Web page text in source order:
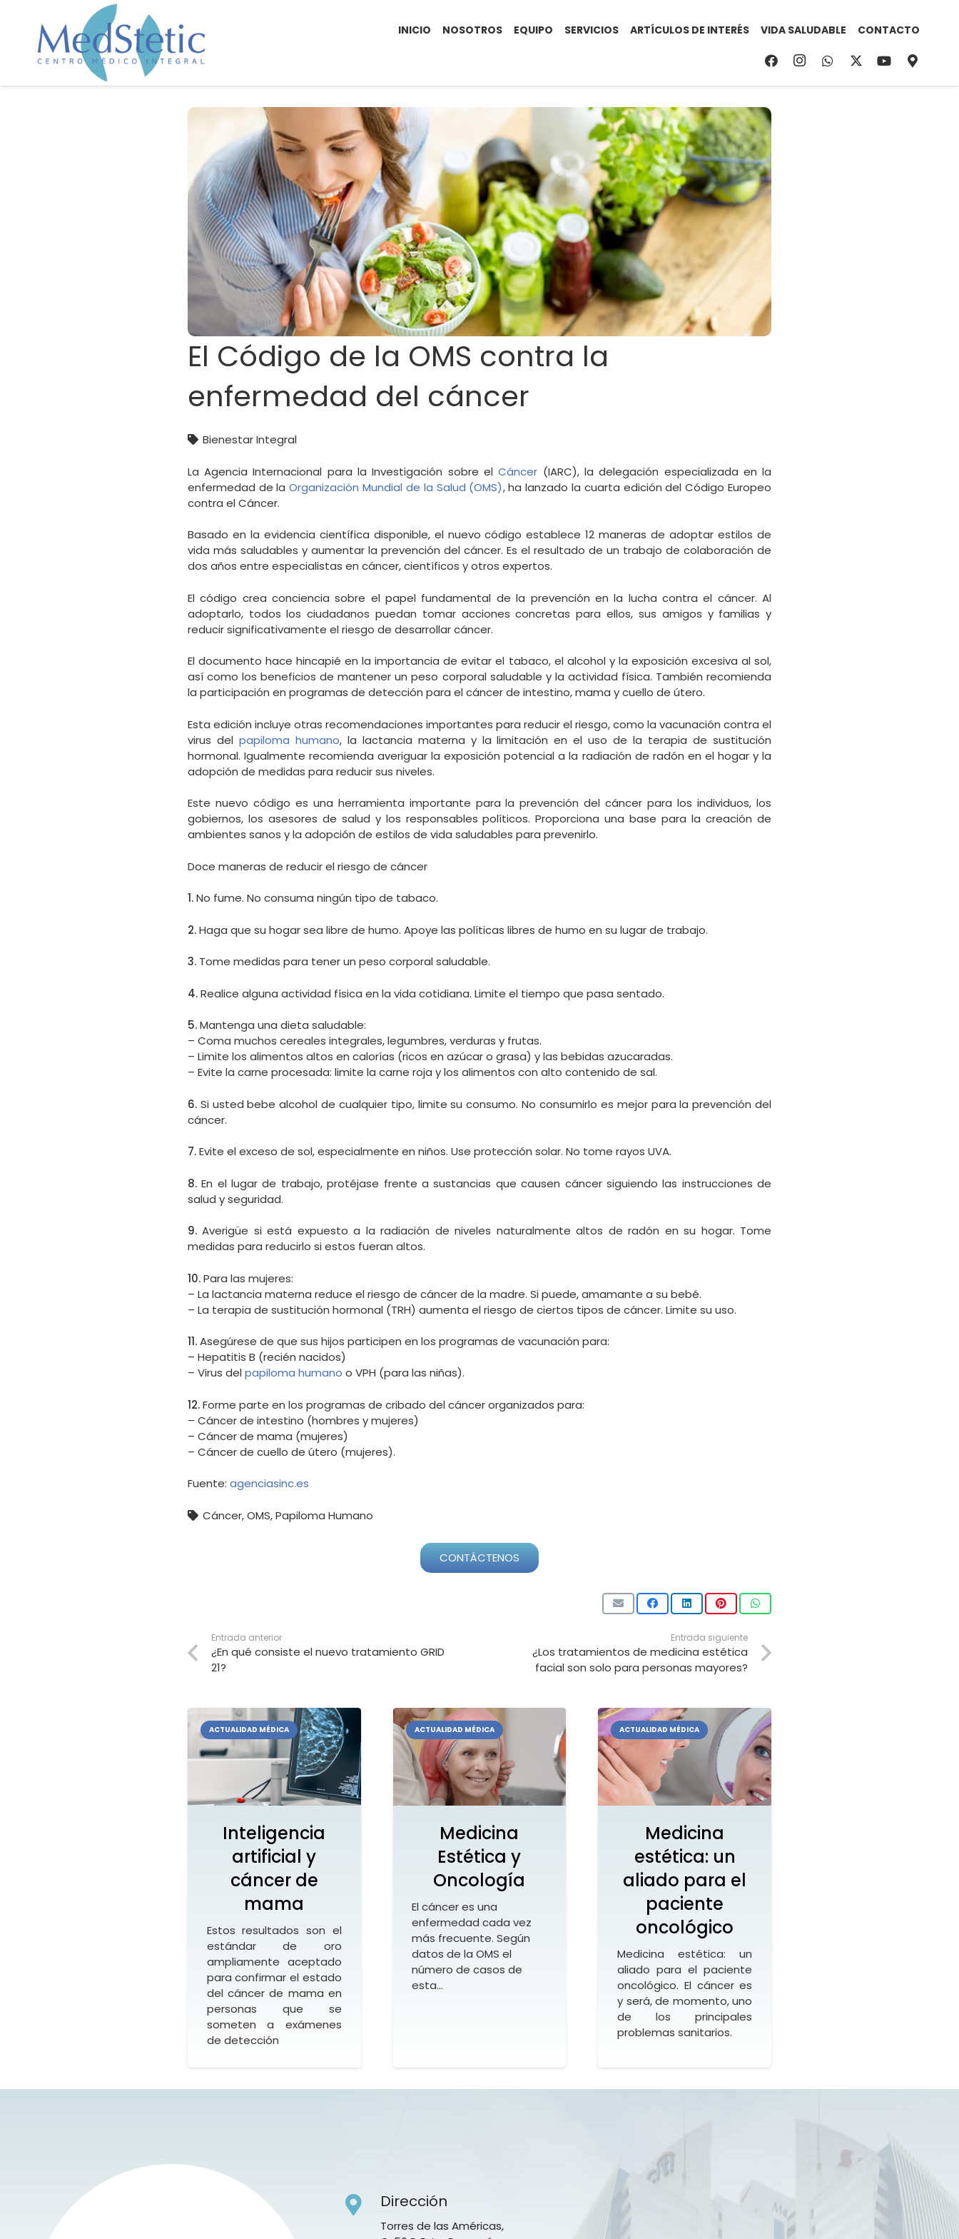
INICIO NOSOTROS EQUIPO SERVICIOS ARTÍCULOS DE INTERÉS VIDA SALUDABLE CONTACTO
El Código de la OMS contra la
enfermedad del cáncer
Bienestar Integral
La Agencia Internacional para la Investigación sobre elCáncer (IARC), la delegación especializada en la
enfermedad de laOrganización Mundial de la Salud (OMS), ha lanzado la cuarta edición del Código Europeo
contra el Cáncer.
Basado en la evidencia científica disponible, el nuevo código establece 12 maneras de adoptar estilos de
vida más saludables y aumentar la prevención del cáncer. Es el resultado de un trabajo de colaboración de
dos años entre especialistas en cáncer, científicos y otros expertos.
El código crea conciencia sobre el papel fundamental de la prevención en la lucha contra el cáncer. Al
adoptarlo, todos los ciudadanos puedan tomar acciones concretas para ellos, sus amigos y familias y
reducir significativamente el riesgo de desarrollar cáncer.
El documento hace hincapié en la importancia de evitar el tabaco, el alcohol y la exposición excesiva al sol,
así como los beneficios de mantener un peso corporal saludable y la actividad física. También recomienda
la participación en programas de detección para el cáncer de intestino, mama y cuello de útero.
Esta edición incluye otras recomendaciones importantes para reducir el riesgo, como la vacunación contra el
virus del papiloma humano, la lactancia materna y la limitación en el uso de la terapia de sustitución
hormonal. Igualmente recomienda averiguar la exposición potencial a la radiación de radón en el hogar y la
adopción de medidas para reducir sus niveles.
Este nuevo código es una herramienta importante para la prevención del cáncer para los individuos, los
gobiernos, los asesores de salud y los responsables políticos. Proporciona una base para la creación de
ambientes sanos y la adopción de estilos de vida saludables para prevenirlo.
Doce maneras de reducir el riesgo de cáncer
1.No fume. No consuma ningún tipo de tabaco.
2.Haga que su hogar sea libre de humo. Apoye las políticas libres de humo en su lugar de trabajo.
3.Tome medidas para tener un peso corporal saludable.
4.Realice alguna actividad física en la vida cotidiana. Limite el tiempo que pasa sentado.
5.Mantenga una dieta saludable:
– Coma muchos cereales integrales, legumbres, verduras y frutas.
– Limite los alimentos altos en calorías (ricos en azúcar o grasa) y las bebidas azucaradas.
– Evite la carne procesada: limite la carne roja y los alimentos con alto contenido de sal.
6.Si usted bebe alcohol de cualquier tipo, limite su consumo. No consumirlo es mejor para la prevención del
cáncer.
7.Evite el exceso de sol, especialmente en niños. Use protección solar. No tome rayos UVA.
8.En el lugar de trabajo, protéjase frente a sustancias que causen cáncer siguiendo las instrucciones de
salud y seguridad.
9.Averigüe si está expuesto a la radiación de niveles naturalmente altos de radón en su hogar. Tome
medidas para reducirlo si estos fueran altos.
10.Para las mujeres:
– La lactancia materna reduce el riesgo de cáncer de la madre. Si puede, amamante a su bebé.
– La terapia de sustitución hormonal (TRH) aumenta el riesgo de ciertos tipos de cáncer. Limite su uso.
11.Asegúrese de que sus hijos participen en los programas de vacunación para:
– Hepatitis B (recién nacidos)
– Virus del papiloma humano o VPH (para las niñas).
12.Forme parte en los programas de cribado del cáncer organizados para:
– Cáncer de intestino (hombres y mujeres)
– Cáncer de mama (mujeres)
– Cáncer de cuello de útero (mujeres).
Fuente: agenciasinc.es
Cáncer,OMS,Papiloma Humano
CONTÁCTENOS
Entrada anterior
¿En qué consiste el nuevo tratamiento GRID
21?
Entrada siguiente
¿Los tratamientos de medicina estética
facial son solo para personas mayores?
ACTUALIDAD MÉDICA
Inteligencia
artificial y
cáncer de
mama
Estos resultados son el
estándar de oro
ampliamente aceptado
para confirmar el estado
del cáncer de mama en
personas que se
someten a exámenes
de detección
ACTUALIDAD MÉDICA
Medicina
Estética y
Oncología
El cáncer es una
enfermedad cada vez
más frecuente. Según
datos de la OMS el
número de casos de
esta…
ACTUALIDAD MÉDICA
Medicina
estética: un
aliado para el
paciente
oncológico
Medicina estética: un
aliado para el paciente
oncológico. El cáncer es
y será, de momento, uno
de los principales
problemas sanitarios.
Dirección
Torres de las Américas,